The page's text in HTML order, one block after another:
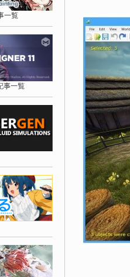
一覧
事一覧